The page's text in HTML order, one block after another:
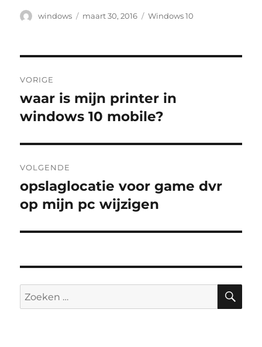
Auteur
windows
Geplaatst
maart 30, 2016 Tags
Windows 10
navigatie
VORIGE
Vorig
bericht:
waar is mijn printer in
windows 10 mobile?
VOLGENDE
Volgend
bericht:
opslaglocatie voor game dvr
op mijn pc wijzigen
Zoeken
naar: